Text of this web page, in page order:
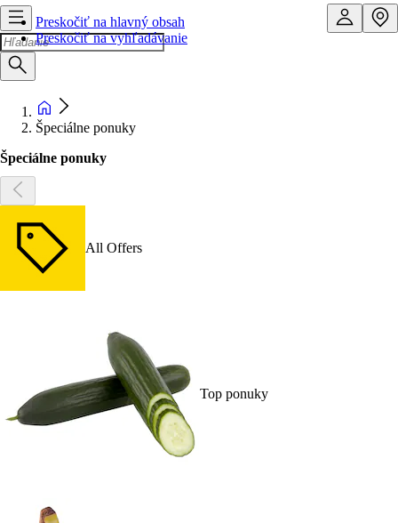
Preskočiť na hlavný obsah
Preskočiť na vyhľadávanie
Špeciálne ponuky
Špeciálne ponuky
All Offers
Top ponuky